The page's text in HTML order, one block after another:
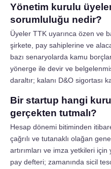
Yönetim kurulu
sorumluluğu nedir?
Üyeler TTK uyarınca özen ve
şirkete, pay sahiplerine ve
bazı senaryolarda kamu
yönerge ile devir ve
daraltır; kalanı D&O sigortası
Bir startup hangi
gerçekten tutmalı?
Hesap dönemi bitiminden
çağrılı ve tutanaklı olağan
artırımları ve imza yetkileri
pay defteri; zamanında sicil